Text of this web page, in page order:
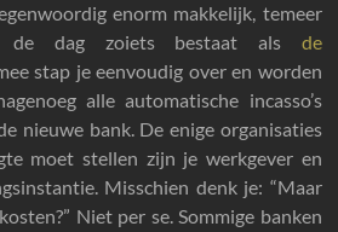
enorm makkelijk, temeer
de dag zoiets bestaat als de
stap je eenvoudig over en worden
alle automatische incasso’s
nieuwe bank. De enige organisaties
moet stellen zijn je werkgever en
Misschien denk je: “Maar
Niet per se. Sommige banken